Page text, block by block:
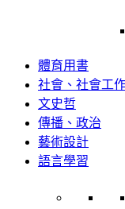
體育用書
社會、社會工
文史哲
傳播、政治
藝術設計
語言學習